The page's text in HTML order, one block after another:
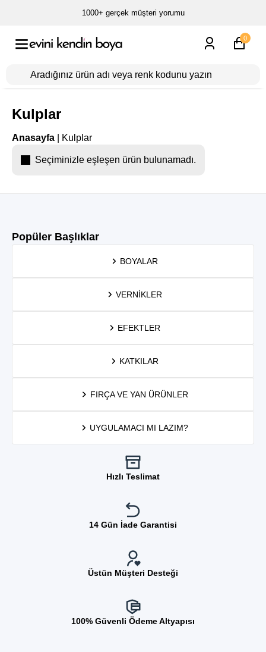
1000+ gerçek müşteri yorumu
0
Kulplar
Anasayfa Kulplar
Seçiminizle eşleşen ürün bulunamadı.
Popüler Başlıklar
BOYALAR
VERNIKLER
EFEKTLER
KATKILAR
FIRÇA VE YAN ÜRÜNLER
UYGULAMACI MI LAZIM?
Hızlı Teslimat
14 Gün İade Garantisi
Üstün Müşteri Desteği
100% Güvenli Ödeme Altyapısı